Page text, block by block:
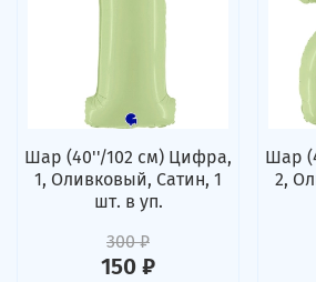
Шар (40''/102 см) Цифра,
1, Оливковый, Сатин, 1
шт. в уп.
300 ₽
150 ₽
Шар
2,